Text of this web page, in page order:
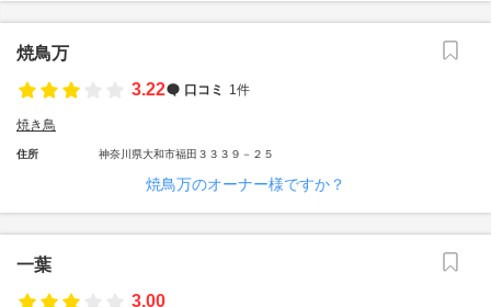
焼鳥万
3.22
口コミ 1件
焼き鳥
住所 神奈川県大和市福田３３３９－２５
焼鳥万のオーナー様ですか？
一葉
3.00